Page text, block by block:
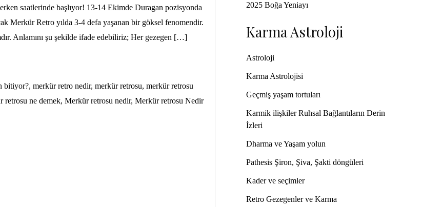
saatlerinde başlıyor! 13-14 Ekimde Duragan pozisyonda
Merkür Retro yılda 3-4 defa yaşanan bir göksel fenomendir.
Anlamını şu şekilde ifade edebiliriz; Her gezegen […]
bitiyor?, merkür retro nedir, merkür retrosu, merkür retrosu
retrosu ne demek, Merkür retrosu nedir, Merkür retrosu Nedir
2025 Boğa Yeniayı
Karma Astroloji
Astroloji
Karma Astrolojisi
Geçmiş yaşam tortuları
Karmik ilişkiler Ruhsal Bağlantıların Derin
İzleri
Dharma ve Yaşam yolun
Pathesis Şiron, Şiva, Şakti döngüleri
Kader ve seçimler
Retro Gezegenler ve Karma